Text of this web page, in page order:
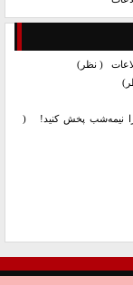
( نظر)
نیمه‌شب پخش کنید!
(